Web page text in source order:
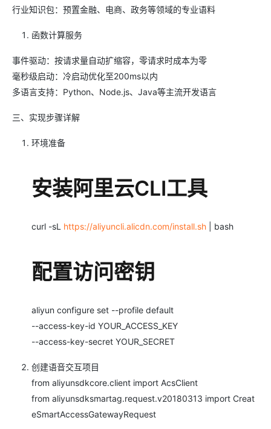
行业知识包：预置金融、电商、政务等领域的专业语料
函数计算服务
事件驱动：按请求量自动扩缩容，零请求时成本为零
毫秒级启动：冷启动优化至200ms以内
多语言支持：Python、Node.js、Java等主流开发语言
三、实现步骤详解
环境准备
安装阿里云CLI工具
curl -sL https://aliyuncli.alicdn.com/install.sh | bash
配置访问密钥
aliyun configure set --profile default
--access-key-id YOUR_ACCESS_KEY
--access-key-secret YOUR_SECRET
创建语音交互项目
from aliyunsdkcore.client import AcsClient
from aliyunsdksmartag.request.v20180313 import Creat
eSmartAccessGatewayRequest